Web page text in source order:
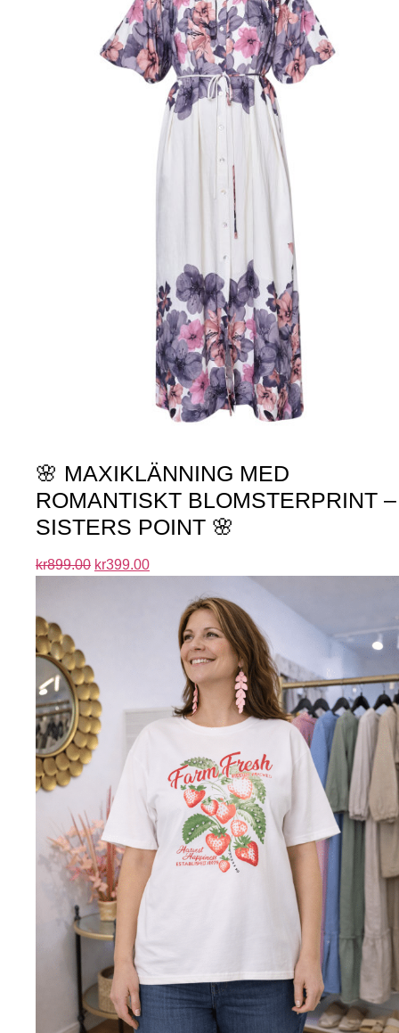
🌸 MAXIKLÄNNING MED
ROMANTISKT BLOMSTERPRINT –
SISTERS POINT 🌸
kr899.00 kr399.00